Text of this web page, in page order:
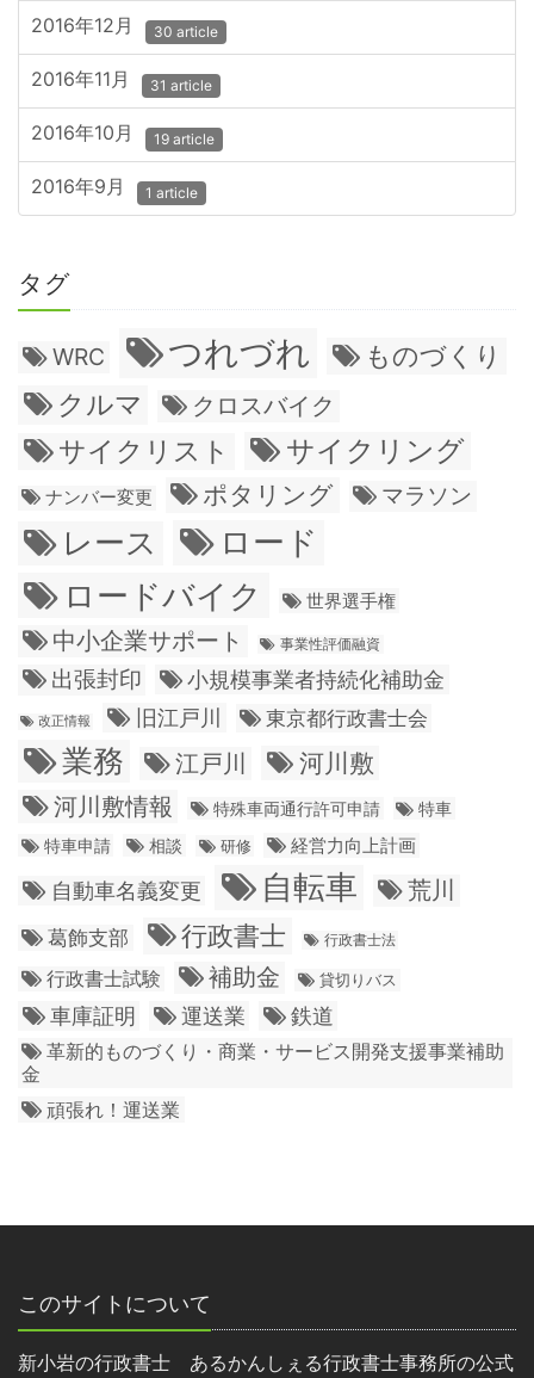
2016年12月 30 article
2016年11月 31 article
2016年10月 19 article
2016年9月 1 article
タグ
WRC つれづれ ものづくり
クルマ クロスバイク
サイクリスト サイクリング
ナンバー変更 ポタリング マラソン
レース
ロード
ロードバイク
世界選手権
中小企業サポート 事業性評価融資
出張封印 小規模事業者持続化補助金
改正情報 旧江戸川 東京都行政書士会
業務 江戸川
河川敷
河川敷情報
特殊車両通行許可申請
特車
特車申請
相談 研修 経営力向上計画
自動車名義変更 自転車 荒川
葛飾支部 行政書士 行政書士法
行政書士試験 補助金 貸切りバス
車庫証明 運送業 鉄道
革新的ものづくり・商業・サービス開発支援事業補助
金
頑張れ！運送業
このサイトについて
新小岩の行政書士 あるかんしぇる行政書士事務所の公式